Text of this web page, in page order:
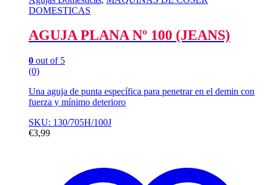
DOMESTICAS
AGUJA PLANA Nº 100 (JEANS)
0 out of 5
(0)
Una aguja de punta específica para penetrar en el demin con
fuerza y mínimo deterioro
SKU: 130/705H/100J
€3,99